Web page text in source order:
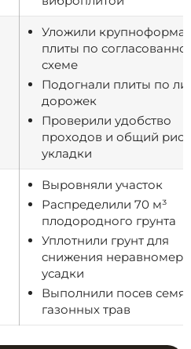
Уложили
плиты по
схеме
Подогнали плиты по
дорожек
Проверили удобство
проходов и общий
укладки
Выровняли участок
Распределили 70 м³
плодородного грунта
Уплотнили грунт для
снижения
усадки
Выполнили посев
газонных трав